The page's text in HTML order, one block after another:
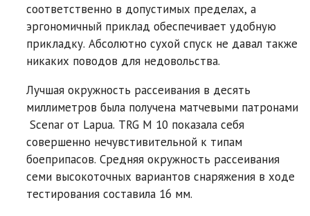
соответственно в допустимых пределах, а
эргономичный приклад обеспечивает удобную
прикладку. Абсолютно сухой спуск не давал также
никаких поводов для недовольства.
Лучшая окружность рассеивания в десять
миллиметров была получена матчевыми патронами
Scenar от Lapua. TRG M 10 показала себя
совершенно нечувстивительной к типам
боеприпасов. Средняя окружность рассеивания
семи высокоточных вариантов снаряжения в ходе
тестирования составила 16 мм.